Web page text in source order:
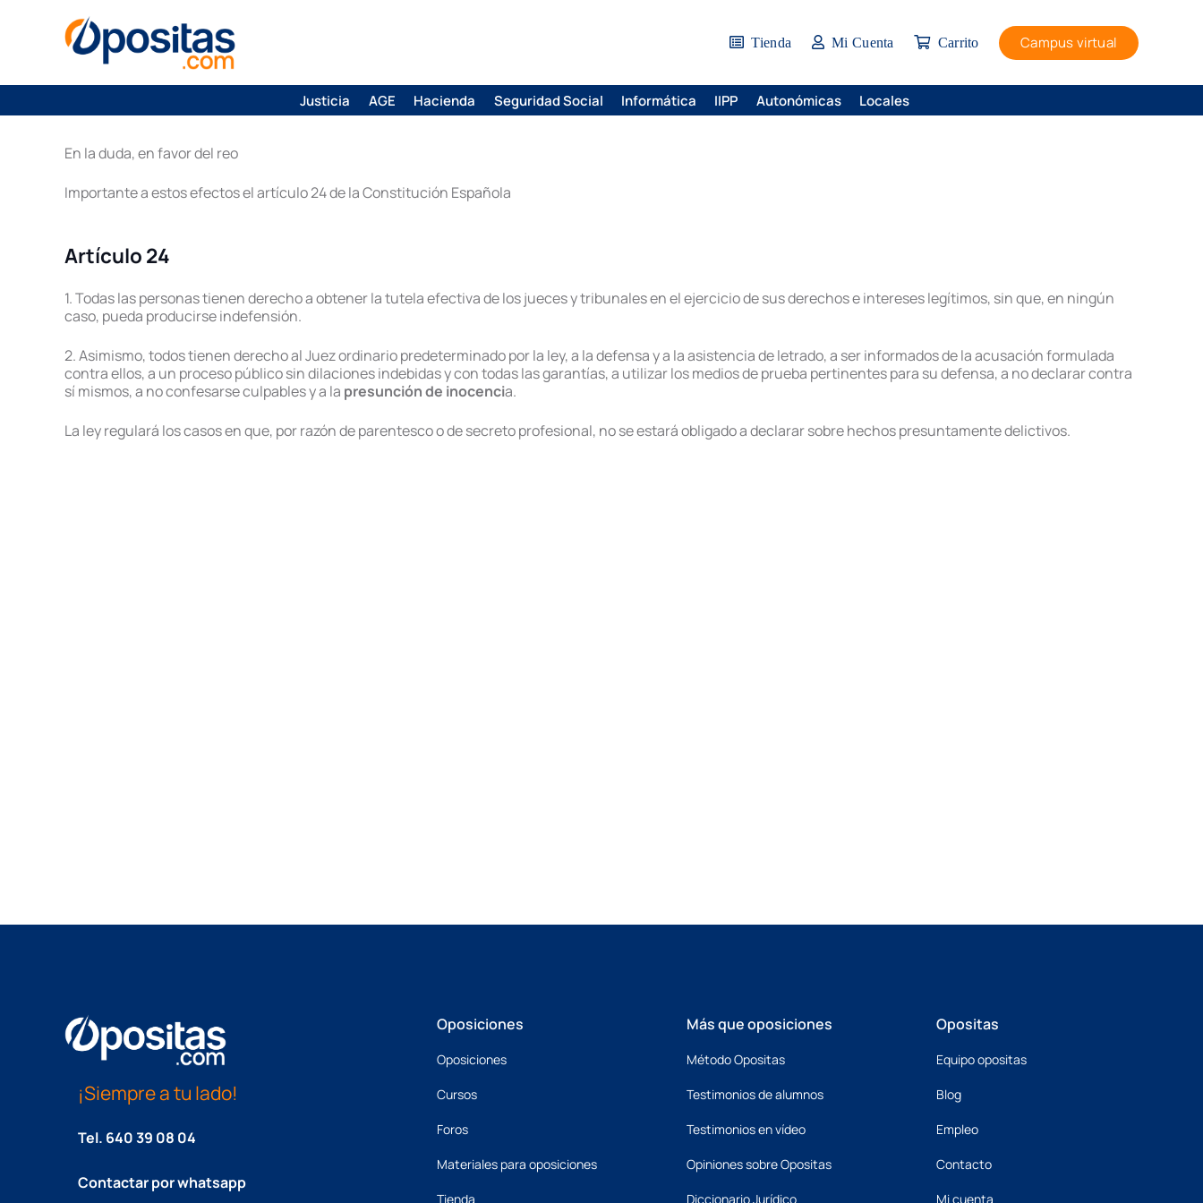
Tienda Mi Cuenta Carrito Campus virtual
Justicia AGE Hacienda Seguridad Social Informática IIPP Autonómicas Locales
En la duda, en favor del reo
Importante a estos efectos el artículo 24 de la Constitución Española
Artículo 24
1. Todas las personas tienen derecho a obtener la tutela efectiva de los jueces y tribunales en el ejercicio de sus derechos e intereses legítimos, sin que, en ningún
caso, pueda producirse indefensión.
2. Asimismo, todos tienen derecho al Juez ordinario predeterminado por la ley, a la defensa y a la asistencia de letrado, a ser informados de la acusación formulada
contra ellos, a un proceso público sin dilaciones indebidas y con todas las garantías, a utilizar los medios de prueba pertinentes para su defensa, a no declarar contra
sí mismos, a no confesarse culpables y a la presunción de inocencia.
La ley regulará los casos en que, por razón de parentesco o de secreto profesional, no se estará obligado a declarar sobre hechos presuntamente delictivos.
¡Siempre a tu lado!
Tel. 640 39 08 04
Contactar por whatsapp
Oposiciones
Oposiciones
Cursos
Foros
Materiales para oposiciones
Tienda
Más que oposiciones
Método Opositas
Testimonios de alumnos
Testimonios en vídeo
Opiniones sobre Opositas
Diccionario Jurídico
Opositas
Equipo opositas
Blog
Empleo
Contacto
Mi cuenta